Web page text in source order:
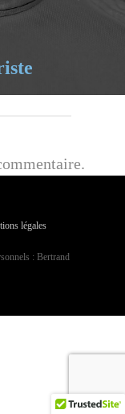
légales
: Bertrand